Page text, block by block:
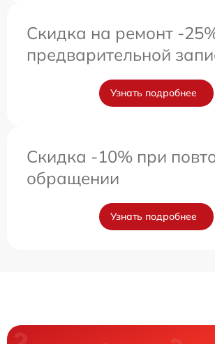
Скидка на ремонт -
предварительной
Узнать подробнее
Скидка -10% при
обращении
Узнать подробнее